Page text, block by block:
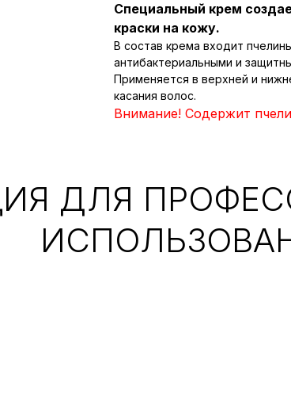
Специальный крем
краски на кожу.
В состав крема входит
антибактериальными и
Применяется в верхней и
касания волос.
Внимание! Содержит
ДЛЯ